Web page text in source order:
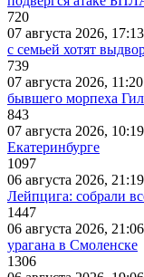
720
07 августа 2026, 17:13
с семьей хотят
739
07 августа 2026, 11:20
бывшего морпеха
843
07 августа 2026, 10:19
Екатеринбурге
1097
06 августа 2026, 21:19
Лейпцига: собрали
1447
06 августа 2026, 21:06
урагана в Смоленске
1306